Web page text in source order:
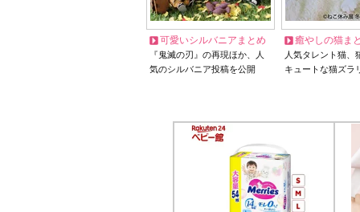
可愛いシルバニアまとめ
『鬼滅の刃』の再現ほか、人
気のシルバニア投稿を公開
癒やしの猫ま
人気タレント猫
キュートな猫ズラ